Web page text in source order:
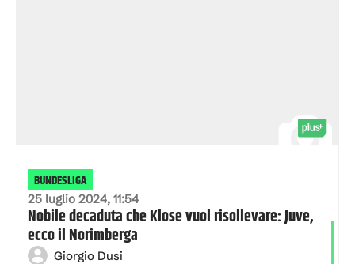
25 luglio 2024, 11:54
BUNDESLIGA
Nobile decaduta che Klose vuol risollevare: Juve,
ecco il Norimberga
Giorgio Dusi